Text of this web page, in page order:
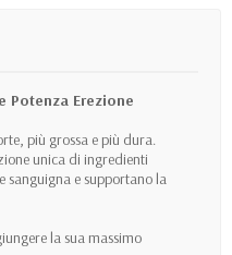
Potenza Erezione
più grossa e più dura.
unica di ingredienti
sanguigna e supportano la
la sua massimo